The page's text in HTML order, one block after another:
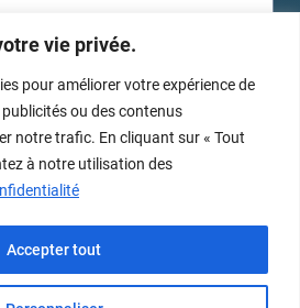
vie privée.
pour améliorer votre expérience de
ou des contenus
notre trafic. En cliquant sur « Tout
à notre utilisation des
Accepter tout